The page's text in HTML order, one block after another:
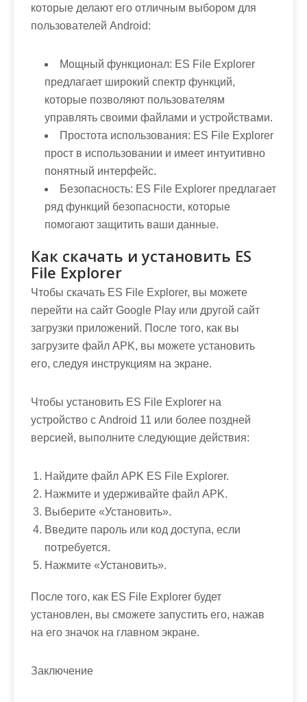
которые делают его отличным выбором для
пользователей Android:
Мощный функционал: ES File Explorer
предлагает широкий спектр функций,
которые позволяют пользователям
управлять своими файлами и устройствами.
Простота использования: ES File Explorer
прост в использовании и имеет интуитивно
понятный интерфейс.
Безопасность: ES File Explorer предлагает
ряд функций безопасности, которые
помогают защитить ваши данные.
Как скачать и установить ES
File Explorer
Чтобы скачать ES File Explorer, вы можете
перейти на сайт Google Play или другой сайт
загрузки приложений. После того, как вы
загрузите файл APK, вы можете установить
его, следуя инструкциям на экране.
Чтобы установить ES File Explorer на
устройство с Android 11 или более поздней
версией, выполните следующие действия:
Найдите файл APK ES File Explorer.
Нажмите и удерживайте файл APK.
Выберите «Установить».
Введите пароль или код доступа, если
потребуется.
Нажмите «Установить».
После того, как ES File Explorer будет
установлен, вы сможете запустить его, нажав
на его значок на главном экране.
Заключение